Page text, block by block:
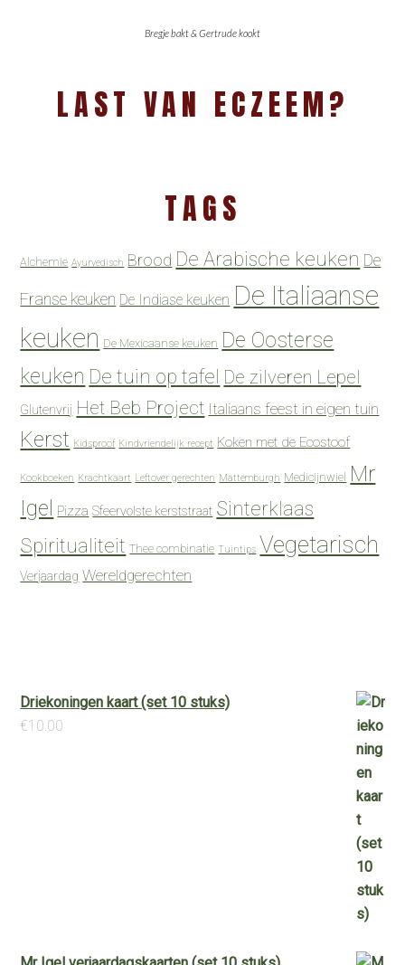
Bregje bakt & Gertrude kookt
LAST VAN ECZEEM?
TAGS
Alchemie Ayurvedisch Brood De Arabische keuken De
Franse keuken De Indiase keuken De Italiaanse
keuken De Mexicaanse keuken De Oosterse
keuken De tuin op tafel De zilveren Lepel
Glutenvrij Het Beb Project Italiaans feest in eigen tuin
Kerst Kidsproof Kindvriendelijk recept Koken met de Ecostoof
Kookboeken Krachtkaart Leftover gerechten Mattemburgh Medicijnwiel Mr
Igel
Pizza Sfeervolste kerststraat Sinterklaas
Spiritualiteit Thee combinatie Tuintips Vegetarisch
Verjaardag Wereldgerechten
Driekoningen kaart (set 10 stuks)
€10.00